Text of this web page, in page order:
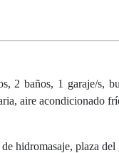
2 baños, 1 garaje/s,
aire acondicionado
hidromasaje, plaza